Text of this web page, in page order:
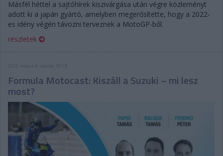
Másfél héttel a sajtóhírek kiszivárgása után végre közleményt
adott ki a japán gyártó, amelyben megerősítette, hogy a 2022-
es idény végén távozni terveznek a MotoGP-ből.
részletek
2022. május 4. szerda, 10:13
Formula Motocast: Kiszáll a Suzuki – mi lesz
most?